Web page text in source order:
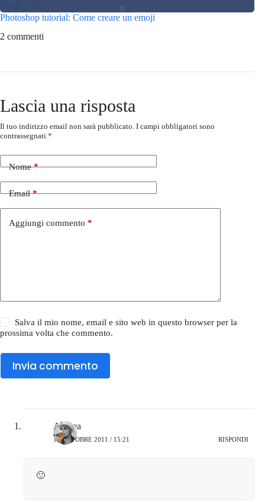
Photoshop tutorial: Come creare un emoji
2 commenti
Lascia una risposta
Il tuo indirizzo email non sarà pubblicato. I campi obbligatori sono
contrassegnati *
Nome*
Email*
Aggiungi commento *
Salva il mio nome, email e sito web in questo browser per la
prossima volta che commento.
Invia commento
Andrea
17 OTTOBRE 2011 / 15:21 RISPONDI
🙂